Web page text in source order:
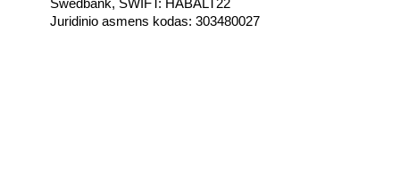
Swedbank, SWIFT: HABALT22
Juridinio asmens kodas: 303480027